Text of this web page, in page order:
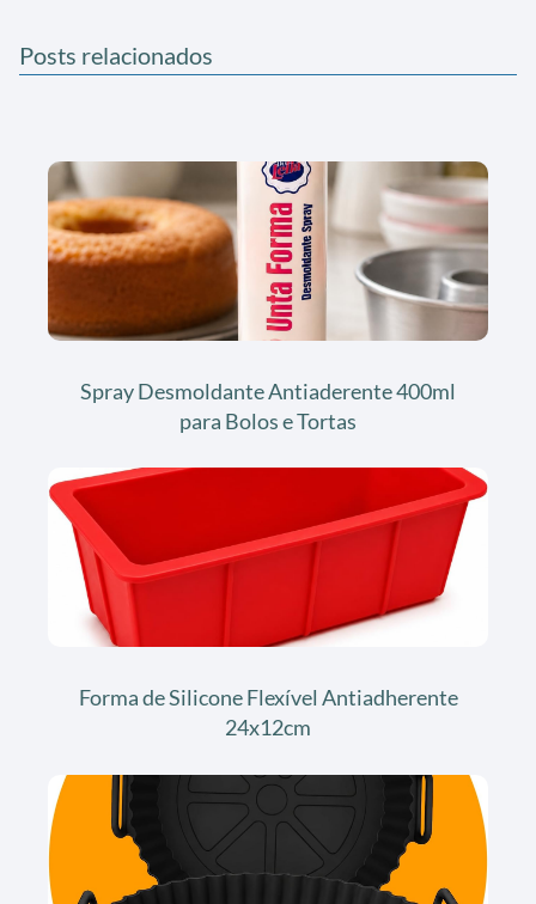
Posts relacionados
Spray Desmoldante Antiaderente 400ml
para Bolos e Tortas
Forma de Silicone Flexível Antiadherente
24x12cm